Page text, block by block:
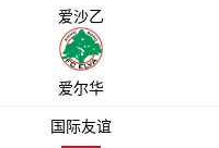
爱沙乙
爱尔华
国际友谊